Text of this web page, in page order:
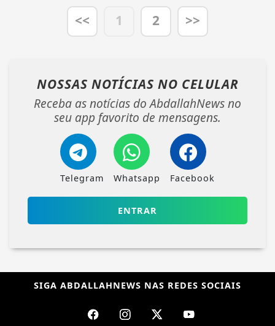
<< 1 2 >>
NOSSAS NOTÍCIAS NO CELULAR
Receba as notícias do AbdallahNews no
seu app favorito de mensagens.
Telegram Whatsapp Facebook
ENTRAR
SIGA ABDALLAHNEWS NAS REDES SOCIAIS